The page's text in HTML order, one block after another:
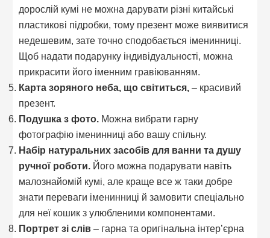
дорослій кумі не можна дарувати різні китайські
пластикові підробки, тому презент може виявитися
недешевим, зате точно сподобається іменинниці.
Щоб надати подарунку індивідуальності, можна
прикрасити його іменним гравіюванням.
Карта зоряного неба, що світиться, – красивий
презент.
Подушка з фото. Можна вибрати гарну
фотографію іменинниці або вашу спільну.
Набір натуральних засобів для ванни та душу
ручної роботи. Його можна подарувати навіть
малознайомій кумі, але краще все ж таки добре
знати переваги іменинниці й замовити спеціально
для неї кошик з улюбленими компонентами.
Портрет зі слів – гарна та оригінальна інтер’єрна